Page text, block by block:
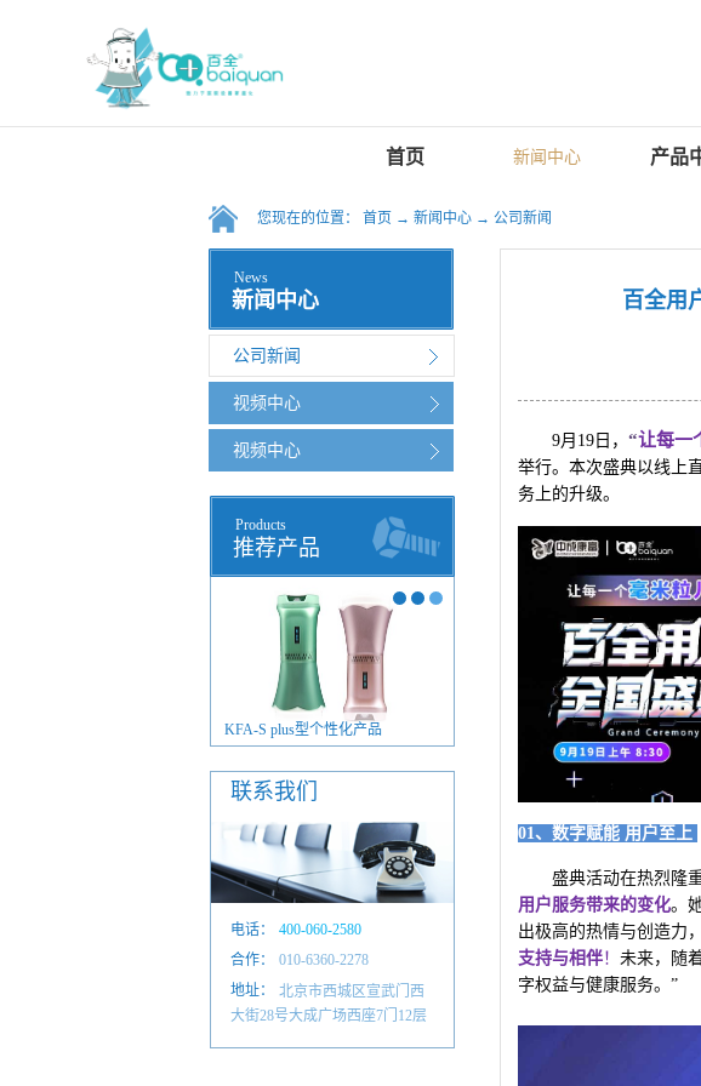
首页 新闻中心 产品
您现在的位置： 首页 → 新闻中心 → 公司新闻
新闻中心
News
公司新闻
视频中心
视频中心
推荐产品
Products
KFA-S plus型个性化产品
联系我们
电话：
400-060-2580
010-6601 4884
合作：
010-6360-2278
地址：
北京市西城区宣武门西
大街28号大成广场西座7门12层
百全用
9月19日， “让每一
举行。本次盛典以线上
务上的升级。
01、数字赋能 用户至上
盛典活动在热烈隆
用户服务带来的变化。
出极高的热情与创造力
支持与相伴！ 未来，随
字权益与健康服务。”